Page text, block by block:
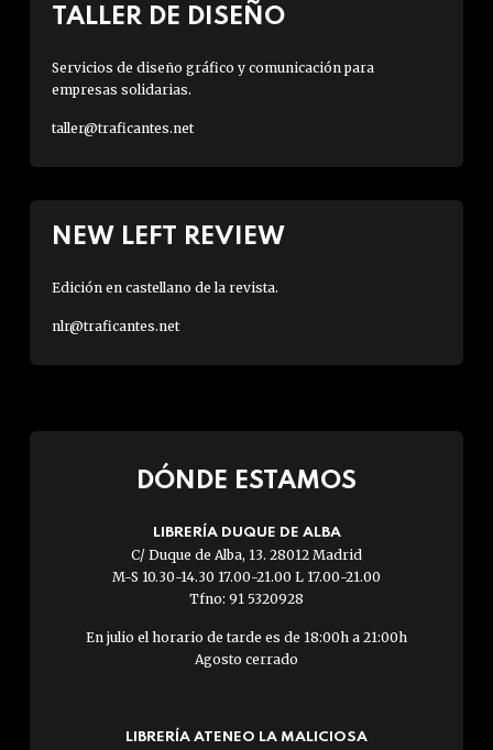
TALLER DE DISEÑO
Servicios de diseño gráfico y comunicación para
empresas solidarias.
taller@traficantes.net
NEW LEFT REVIEW
Edición en castellano de la revista.
nlr@traficantes.net
DÓNDE ESTAMOS
LIBRERÍA DUQUE DE ALBA
C/ Duque de Alba, 13. 28012 Madrid
M-S 10.30-14.30 17.00-21.00 L 17.00-21.00
Tfno: 91 5320928
En julio el horario de tarde es de 18:00h a 21:00h
Agosto cerrado
LIBRERÍA ATENEO LA MALICIOSA